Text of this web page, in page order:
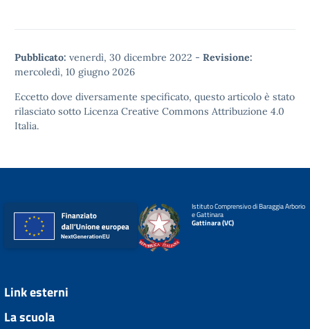
Pubblicato: venerdì, 30 dicembre 2022 - Revisione:
mercoledì, 10 giugno 2026
Eccetto dove diversamente specificato, questo articolo è stato
rilasciato sotto Licenza Creative Commons Attribuzione 4.0
Italia.
Istituto Comprensivo di Baraggia Arborio
e Gattinara
Gattinara (VC)
Link esterni
La scuola